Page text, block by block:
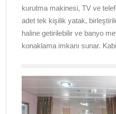
kurutma makinesi, TV ve
adet tek kişilik yatak,
haline getirilebilir ve banyo
konaklama imkanı sunar.